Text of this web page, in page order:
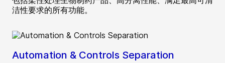
洁性要求的所有功能。
Automation & Controls Separation